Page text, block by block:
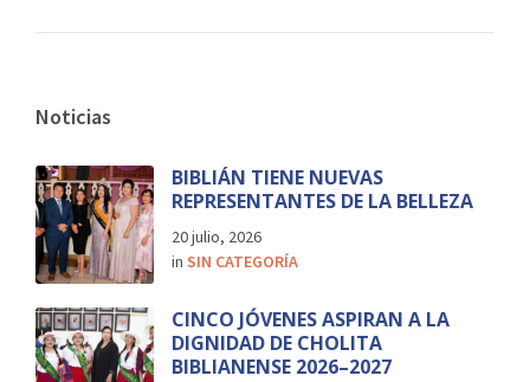
Noticias
BIBLIÁN TIENE NUEVAS
REPRESENTANTES DE LA BELLEZA
20 julio, 2026
in SIN CATEGORÍA
CINCO JÓVENES ASPIRAN A LA
DIGNIDAD DE CHOLITA
BIBLIANENSE 2026–2027